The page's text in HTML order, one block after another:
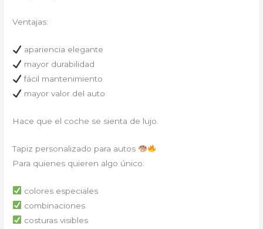
Ventajas:
apariencia elegante
mayor durabilidad
fácil mantenimiento
mayor valor del auto
Hace que el coche se sienta de lujo.
Tapiz personalizado para autos
Para quienes quieren algo único:
colores especiales
combinaciones
costuras visibles